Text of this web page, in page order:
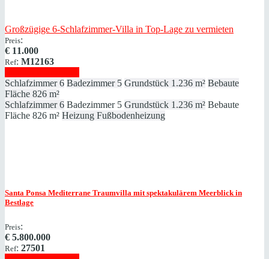
Großzügige 6-Schlafzimmer-Villa in Top-Lage zu vermieten
Preis:
€ 11.000
Ref: M12163
Schlafzimmer 6 Badezimmer 5 Grundstück 1.236 m² Bebaute
Fläche 826 m²
Schlafzimmer 6 Badezimmer 5 Grundstück 1.236 m² Bebaute
Fläche 826 m² Heizung Fußbodenheizung
Santa Ponsa Mediterrane Traumvilla mit spektakulärem Meerblick in
Bestlage
Preis:
€ 5.800.000
Ref: 27501